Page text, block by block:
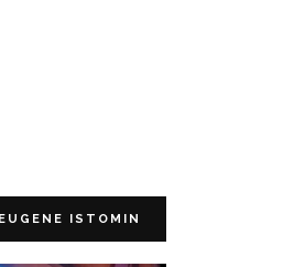
ISTOMIN